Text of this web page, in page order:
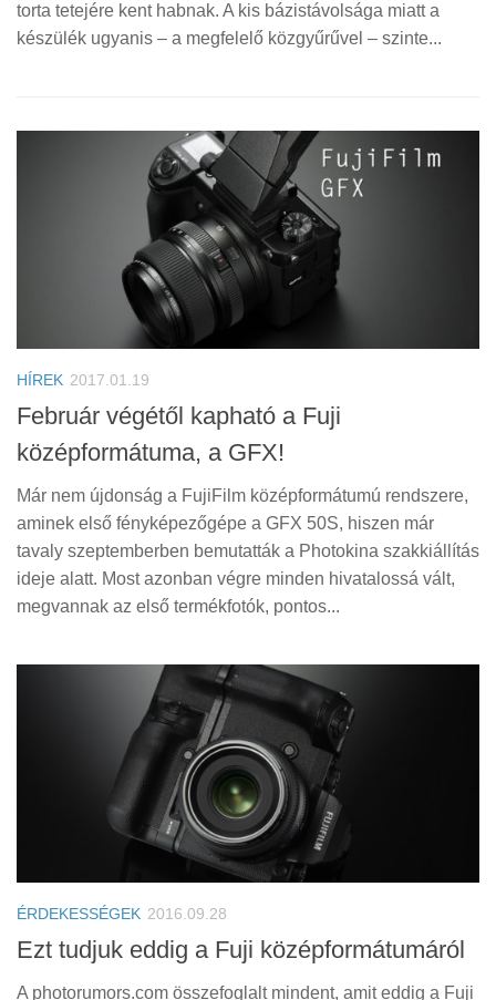
torta tetejére kent habnak. A kis bázistávolsága miatt a
készülék ugyanis – a megfelelő közgyűrűvel – szinte...
HÍREK 2017.01.19
Február végétől kapható a Fuji
középformátuma, a GFX!
Már nem újdonság a FujiFilm középformátumú rendszere,
aminek első fényképezőgépe a GFX 50S, hiszen már
tavaly szeptemberben bemutatták a Photokina szakkiállítás
ideje alatt. Most azonban végre minden hivatalossá vált,
megvannak az első termékfotók, pontos...
ÉRDEKESSÉGEK 2016.09.28
Ezt tudjuk eddig a Fuji középformátumáról
A photorumors.com összefoglalt mindent, amit eddig a Fuji